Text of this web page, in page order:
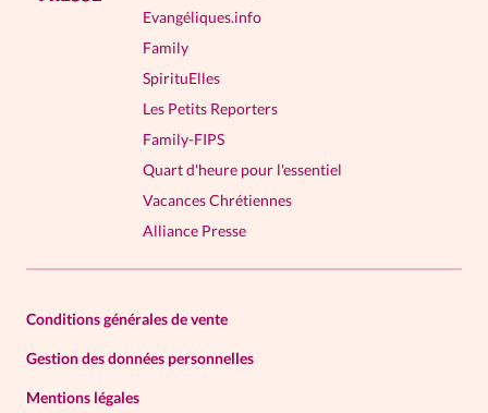
Evangéliques.info
Family
SpirituElles
Les Petits Reporters
Family-FIPS
Quart d'heure pour l'essentiel
Vacances Chrétiennes
Alliance Presse
Conditions générales de vente
Gestion des données personnelles
Mentions légales